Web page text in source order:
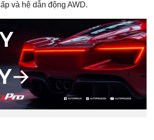
và hệ dẫn động AWD.